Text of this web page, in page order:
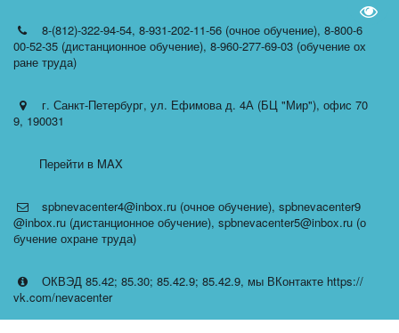
8-(812)-322-94-54, 8-931-202-11-56 (очное обучение), 8-800-6
00-52-35 (дистанционное обучение), 8-960-277-69-03 (обучение ох
ране труда)
г. Санкт-Петербург, ул. Ефимова д. 4А (БЦ "Мир"), офис 70
9, 190031
Перейти в MAX
spbnevacenter4@inbox.ru (очное обучение), spbnevacenter9
@inbox.ru (дистанционное обучение), spbnevacenter5@inbox.ru (о
бучение охране труда)
ОКВЭД 85.42; 85.30; 85.42.9; 85.42.9, мы ВКонтакте https://
vk.com/nevacenter